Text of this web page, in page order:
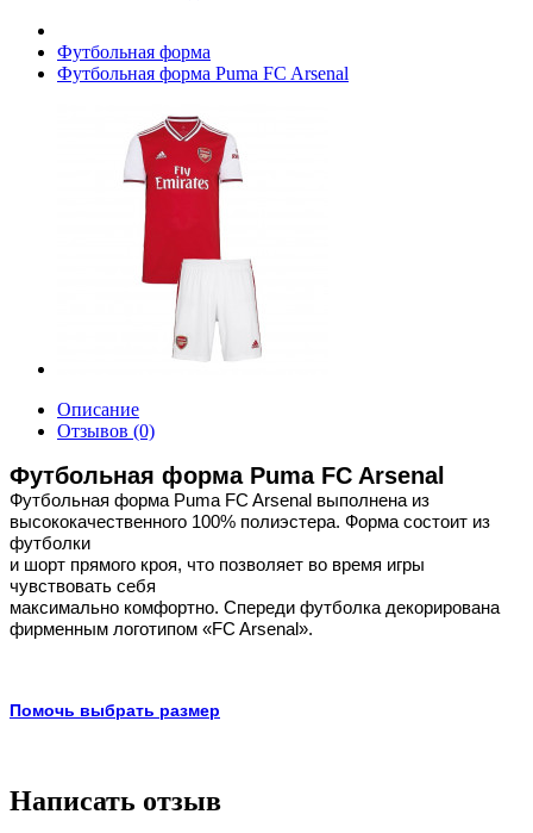
Футбольная форма
Футбольная форма Puma FC Arsenal
Описание
Отзывов (0)
Футбольная форма Puma FC Arsenal
Футбольная форма Puma FC Arsenal выполнена из
высококачественного 100% полиэстера. Форма состоит из
футболки
и шорт прямого кроя, что позволяет во время игры
чувствовать себя
максимально комфортно. Спереди футболка декорирована
фирменным логотипом «FC Arsenal».
Помочь выбрать размер
Написать отзыв